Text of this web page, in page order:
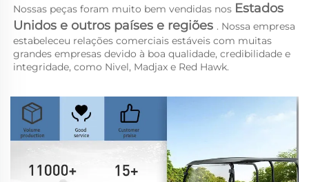
Nossas peças foram muito bem vendidas nos Estados
Unidos e outros países e regiões . Nossa empresa
estabeleceu relações comerciais estáveis com muitas
grandes empresas devido à boa qualidade, credibilidade e
integridade, como Nivel, Madjax e Red Hawk.